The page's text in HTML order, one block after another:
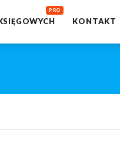
KONTAKT